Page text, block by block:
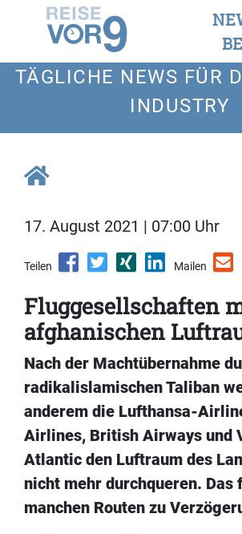
TÄGLICHE NEWS FÜR
INDUSTRY
17. August 2021 | 07:00 Uhr
Teilen Mailen
Fluggesellschaften
afghanischen
Nach der Machtübernahme
radikalislamischen Taliban
anderem die Lufthansa-
Airlines, British Airways und
Atlantic den Luftraum des
nicht mehr durchqueren. Das
manchen Routen zu